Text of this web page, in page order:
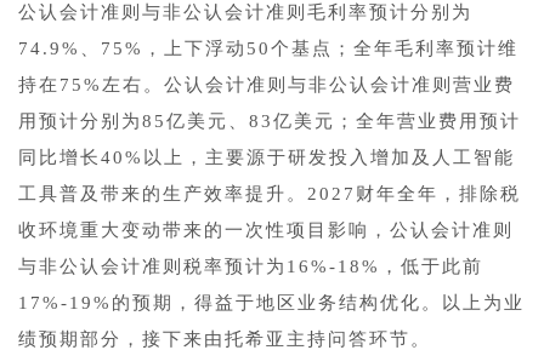
公认会计准则与非公认会计准则毛利率预计分别为
74.9%、75%，上下浮动50个基点；全年毛利率预计维
持在75%左右。公认会计准则与非公认会计准则营业费
用预计分别为85亿美元、83亿美元；全年营业费用预计
同比增长40%以上，主要源于研发投入增加及人工智能
工具普及带来的生产效率提升。2027财年全年，排除税
收环境重大变动带来的一次性项目影响，公认会计准则
与非公认会计准则税率预计为16%-18%，低于此前
17%-19%的预期，得益于地区业务结构优化。以上为业
绩预期部分，接下来由托希亚主持问答环节。